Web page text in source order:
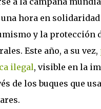
hora en
y la protección
Este año, a su vez,
ilegal, visible en la
de los buques que